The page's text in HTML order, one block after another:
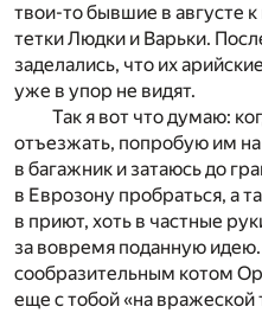
твои-то бывшие в августе
тетки Людки и Варьки.
заделались, что их
уже в упор не видят.
Так я вот что думаю:
отъезжать, попробую им
в багажник и затаюсь до
в Еврозону пробраться, а
в приют, хоть в частные
за вовремя поданную
сообразительным котом
еще с тобой «на вражеской